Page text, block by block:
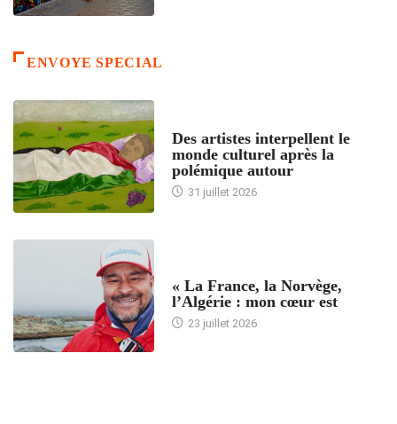
ENVOYE SPECIAL
Des artistes interpellent le
monde culturel après la
polémique autour
31 juillet 2026
« La France, la Norvège,
l’Algérie : mon cœur est
23 juillet 2026